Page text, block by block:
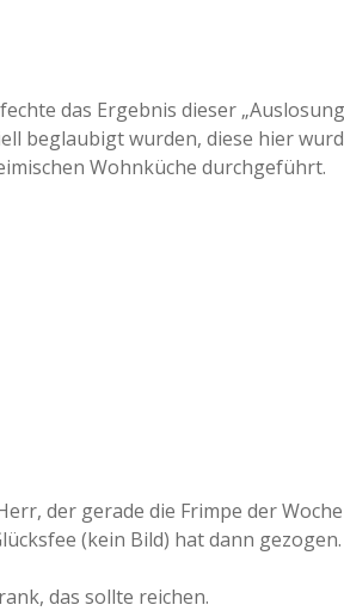
das Ergebnis dieser
beglaubigt wurden, diese hier
Wohnküche durchgeführt.
der gerade die Frimpe der
(kein Bild) hat dann gezogen.
das sollte reichen.